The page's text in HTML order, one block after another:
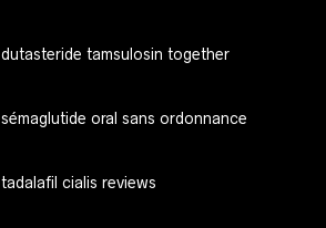
dutasteride tamsulosin together
sémaglutide oral sans ordonnance
tadalafil cialis reviews